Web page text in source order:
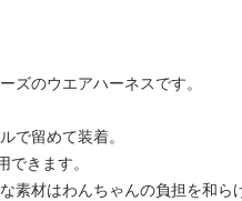
ズのウエアハーネスです。
で留めて装着。
きます。
素材はわんちゃんの負担を和ら